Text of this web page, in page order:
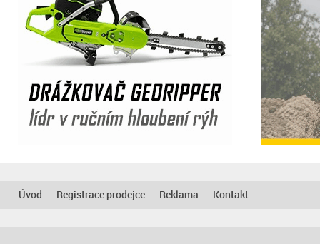
Úvod Registrace prodejce Reklama Kontakt